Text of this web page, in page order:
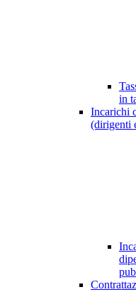
in
Incarichi
(dirigenti